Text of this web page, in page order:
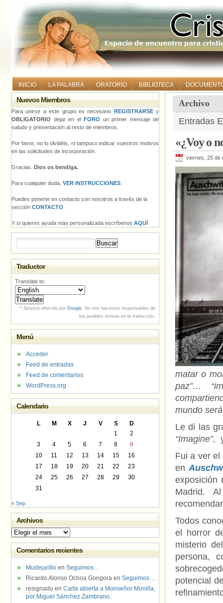
INICIO LA PALABRA ORATORIO BIBLIOTECA
Archivo
Entradas
«¿Voy o
viernes, 25 de
matar o
paz”…
mundo
Le di las
“Imagine”,
Fui a ver el
en
exposición
Madrid.
Todos
el horror
misterio
persona,
potencial
Nuevos Miembros
Para unirse a este grupo es necesario REGISTRARSEy
OBLIGATORIO dejar en el FORO un primer mensaje de
saludo y presentación al resto de miembros.
Por favor, no lo olvidéis, ni tampoco indicar vuestros motivos
en las solicitudes de incorporación.
Gracias. Dios os bendiga.
Para cualquier duda, VER INSTRUCCIONES
Puedes ponerte en contacto con nosotros a través de la
sección CONTACTO
Y si quieres ayuda más personalizada escríbenos AQUÍ
Traductor
Translate to:
* Servicio ofrecido por Google. No nos hacemos responsables de
los posibles errores en la traducción.
Menú
Acceder
Feed de entradas
Feed de comentarios
WordPress.org
Calendario
L M X J V S
D
1
2
3
4 5 6 7 8
9
10
11 12 13 14 15
16
17
18 19 20 21 22
23
24
25 26 27 28 29
30
31
« Sep
Archivos
Archivos
Comentarios recientes
Mudejarillo en Seguimos…
Ricardo Alonso Ochoa Gongora en Seguimos…
resignado en Carta abierta a Monseñor Munilla,
por Miguel Sánchez Zambrano.